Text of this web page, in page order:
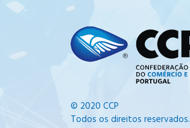
© 2020 CCP
Todos os direitos reservados.